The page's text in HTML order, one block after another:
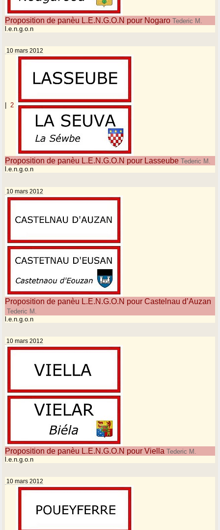
Proposition de panèu L.E.N.G.O.N pour Nogaro Tederic M.
l.e.n.g.o.n
10 mars 2012
2
Proposition de panèu L.E.N.G.O.N pour Lasseube Tederic M.
l.e.n.g.o.n
10 mars 2012
Proposition de panèu L.E.N.G.O.N pour Castelnau d’Auzan
Tederic M.
l.e.n.g.o.n
10 mars 2012
Proposition de panèu L.E.N.G.O.N pour Viella Tederic M.
l.e.n.g.o.n
10 mars 2012